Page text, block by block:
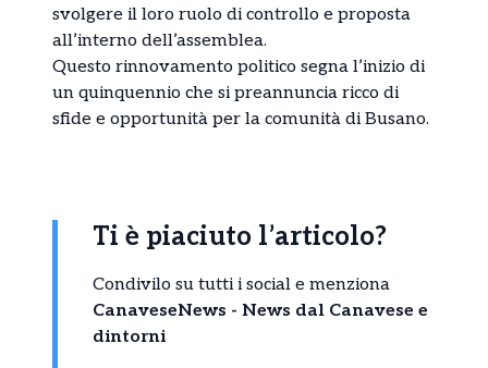
svolgere il loro ruolo di controllo e proposta
all’interno dell’assemblea.
Questo rinnovamento politico segna l’inizio di
un quinquennio che si preannuncia ricco di
sfide e opportunità per la comunità di Busano.
Ti è piaciuto l’articolo?
Condivilo su tutti i social e menziona
CanaveseNews - News dal Canavese e
dintorni